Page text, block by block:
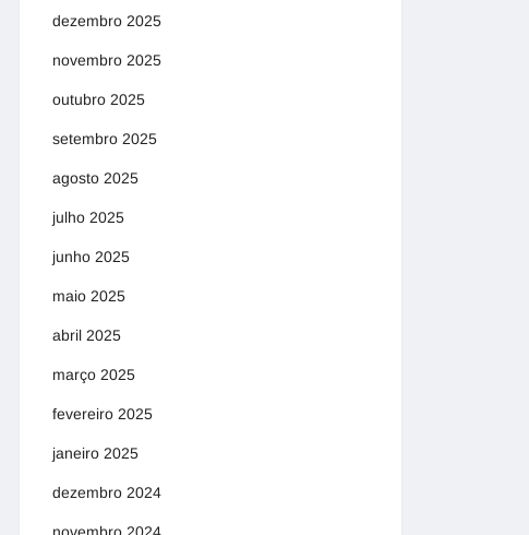
dezembro 2025
novembro 2025
outubro 2025
setembro 2025
agosto 2025
julho 2025
junho 2025
maio 2025
abril 2025
março 2025
fevereiro 2025
janeiro 2025
dezembro 2024